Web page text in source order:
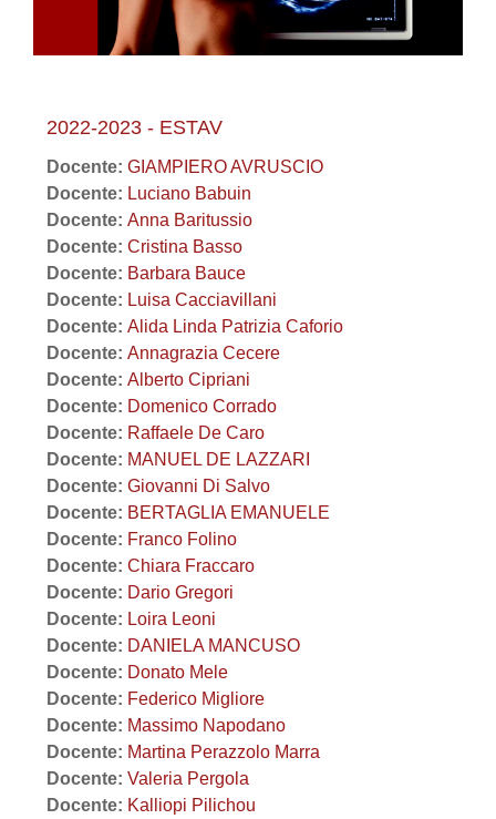
2022-2023 - ESTAV
Docente: GIAMPIERO AVRUSCIO
Docente: Luciano Babuin
Docente: Anna Baritussio
Docente: Cristina Basso
Docente: Barbara Bauce
Docente: Luisa Cacciavillani
Docente: Alida Linda Patrizia Caforio
Docente: Annagrazia Cecere
Docente: Alberto Cipriani
Docente: Domenico Corrado
Docente: Raffaele De Caro
Docente: MANUEL DE LAZZARI
Docente: Giovanni Di Salvo
Docente: BERTAGLIA EMANUELE
Docente: Franco Folino
Docente: Chiara Fraccaro
Docente: Dario Gregori
Docente: Loira Leoni
Docente: DANIELA MANCUSO
Docente: Donato Mele
Docente: Federico Migliore
Docente: Massimo Napodano
Docente: Martina Perazzolo Marra
Docente: Valeria Pergola
Docente: Kalliopi Pilichou